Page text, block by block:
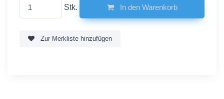
Stk. In den Warenkorb
Zur Merkliste hinzufügen